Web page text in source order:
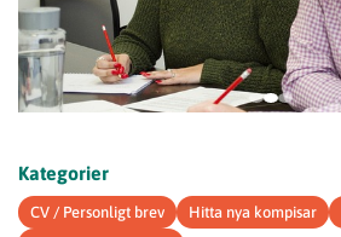
Kategorier
CV / Personligt brev Hitta nya kompisar